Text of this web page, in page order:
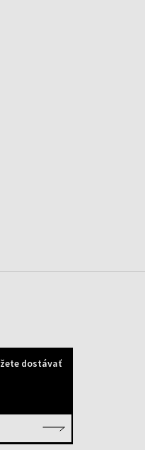
dostávať